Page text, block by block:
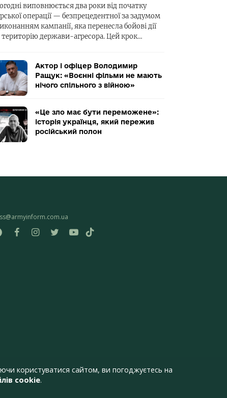
виповнюється два роки від початку
операції — безпрецедентної за задумом
кампанії, яка перенесла бойові дії
територію держави-агресора. Цей крок…
Актор і офіцер Володимир
Ращук: «Воєнні фільми не мають
нічого спільного з війною»
«Це зло має бути переможене»:
історія українця, який пережив
російський полон
користуватися сайтом, ви погоджуєтесь на
cookie.